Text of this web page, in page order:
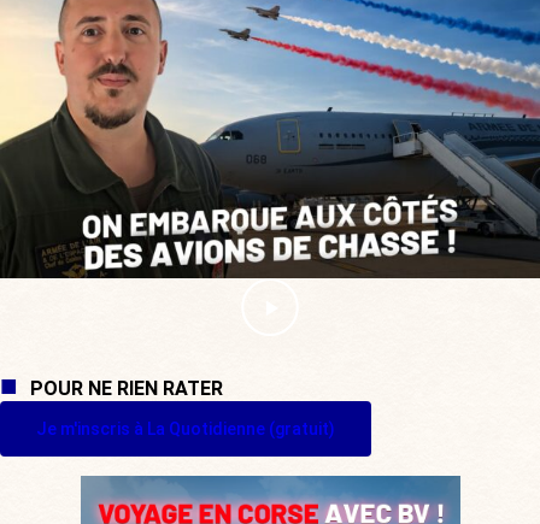
POUR NE RIEN RATER
Je m'inscris à La Quotidienne (gratuit)